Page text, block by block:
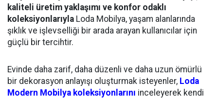
kaliteli üretim yaklaşımı ve konfor odaklı
koleksiyonlarıyla Loda Mobilya, yaşam alanlarında
şıklık ve işlevselliği bir arada arayan kullanıcılar için
güçlü bir tercihtir.
Evinde daha zarif, daha düzenli ve daha uzun ömürlü
bir dekorasyon anlayışı oluşturmak isteyenler, Loda
Modern Mobilya koleksiyonlarını inceleyerek kendi